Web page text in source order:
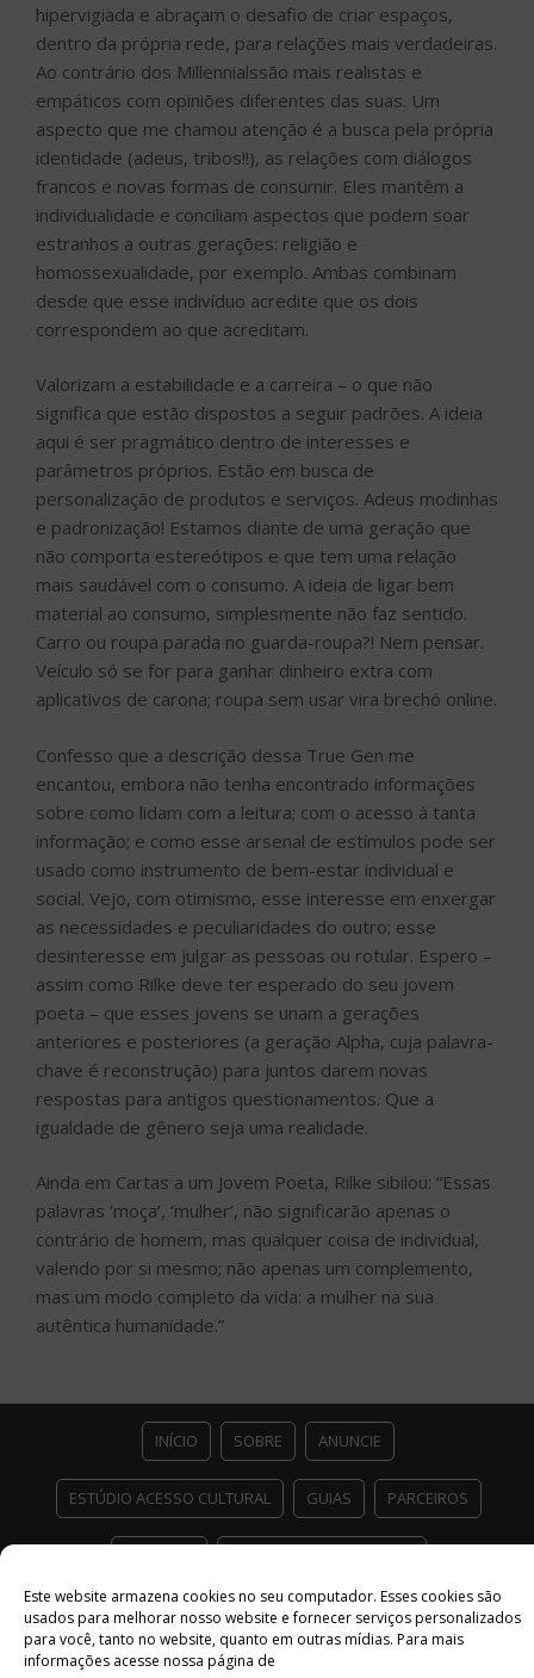
Este website armazena cookies no seu computador. Esses cookies são
usados ​​para melhorar nosso website e fornecer serviços personalizados
para você, tanto no website, quanto em outras mídias. Para mais
informações acesse nossa página de
hipervigiada e abraçam o desafio de criar espaços,
dentro da própria rede, para relações mais verdadeiras.
Ao contrário dos Millennialssão mais realistas e
empáticos com opiniões diferentes das suas. Um
aspecto que me chamou atenção é a busca pela própria
identidade (adeus, tribos!!), as relações com diálogos
francos e novas formas de consumir. Eles mantêm a
individualidade e conciliam aspectos que podem soar
estranhos a outras gerações: religião e
homossexualidade, por exemplo. Ambas combinam
desde que esse indivíduo acredite que os dois
correspondem ao que acreditam.
Valorizam a estabilidade e a carreira – o que não
significa que estão dispostos a seguir padrões. A ideia
aqui é ser pragmático dentro de interesses e
parâmetros próprios. Estão em busca de
personalização de produtos e serviços. Adeus modinhas
e padronização! Estamos diante de uma geração que
não comporta estereótipos e que tem uma relação
mais saudável com o consumo. A ideia de ligar bem
material ao consumo, simplesmente não faz sentido.
Carro ou roupa parada no guarda-roupa?! Nem pensar.
Veículo só se for para ganhar dinheiro extra com
aplicativos de carona; roupa sem usar vira brechó online.
Confesso que a descrição dessa True Gen me
encantou, embora não tenha encontrado informações
sobre como lidam com a leitura; com o acesso à tanta
informação; e como esse arsenal de estímulos pode ser
usado como instrumento de bem-estar individual e
social. Vejo, com otimismo, esse interesse em enxergar
as necessidades e peculiaridades do outro; esse
desinteresse em julgar as pessoas ou rotular. Espero –
assim como Rilke deve ter esperado do seu jovem
poeta – que esses jovens se unam a gerações
anteriores e posteriores (a geração Alpha, cuja palavra-
chave é reconstrução) para juntos darem novas
respostas para antigos questionamentos. Que a
igualdade de gênero seja uma realidade.
Ainda em Cartas a um Jovem Poeta, Rilke sibilou: “Essas
palavras ‘moça’, ‘mulher’, não significarão apenas o
contrário de homem, mas qualquer coisa de individual,
valendo por si mesmo; não apenas um complemento,
mas um modo completo da vida: a mulher na sua
autêntica humanidade.”
INÍCIO SOBRE ANUNCIE
ESTÚDIO ACESSO CULTURAL GUIAS PARCEIROS
Facebook
TwitterInstagram
Youtube
Copyright© 2026 Acesso Cultural - Arte, Cultura Pop e Entretenimento
Desenvolvido por